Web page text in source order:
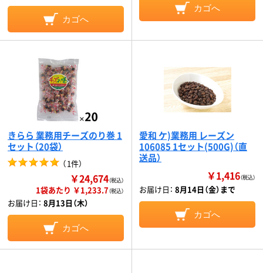
カゴへ
カゴへ
きらら 業務用チーズのり巻 1
セット（20袋）
（1件）
￥24,674（税込）
1袋あたり ￥1,233.7（税込）
お届け日： 8月13日（木）
カゴへ
愛和 ケ)業務用 レーズン
106085 1セット(500G)（直
送品）
￥1,416（税込）
お届け日： 8月14日（金）まで
カゴへ